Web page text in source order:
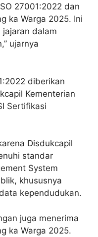
27001:2022 dan
ka Warga 2025. Ini
jajaran dalam
ujarnya
diberikan
Kementerian
Sertifikasi
Disdukcapil
standar
System
khususnya
kependudukan.
juga menerima
ka Warga 2025.